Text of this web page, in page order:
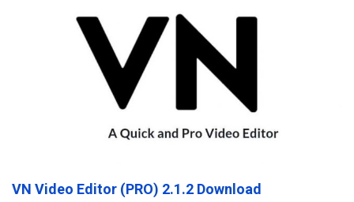
VN Video Editor (PRO) 2.1.2 Download